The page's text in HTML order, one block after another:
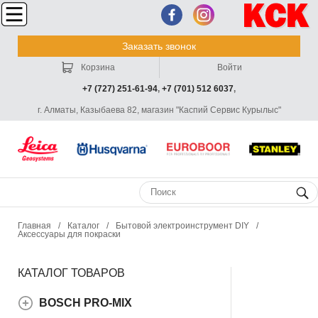
Заказать звонок
+7 (727) 251-61-94, +7 (701) 512 6037,
г. Алматы, Казыбаева 82, магазин "Каспий Сервис Курылыс"
Корзина Войти
Главная / Каталог / Бытовой электроинструмент DIY
/
Аксессуары для покраски
КАТАЛОГ ТОВАРОВ
BOSCH PRO-MIX